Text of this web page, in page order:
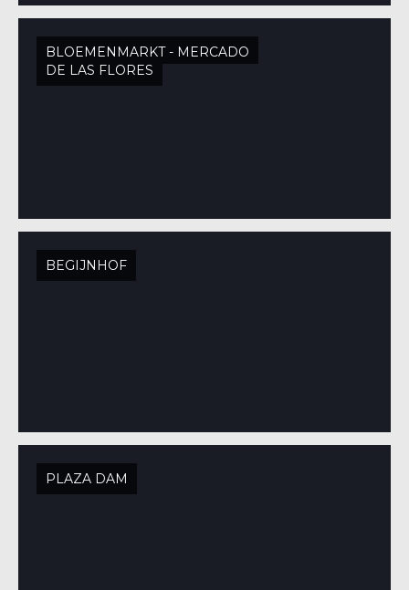
BLOEMENMARKT - MERCADO
DE LAS FLORES
BEGIJNHOF
PLAZA DAM